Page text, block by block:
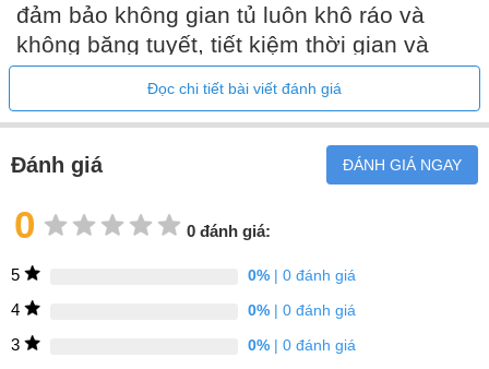
đảm bảo không gian tủ luôn khô ráo và
không băng tuyết, tiết kiệm thời gian và
công sức cho việc vệ sinh. Đây là sự lựa
chọn hoàn hảo cho những gia đình hiện
đại, đòi hỏi sự tiện nghi và đẳng cấp trong
căn bếp của mình.
Đọc chi tiết bài viết đánh giá
Đánh giá ĐÁNH GIÁ NGAY
0 0 đánh giá:
5 0%| 0 đánh giá
4 0%| 0 đánh giá
3 0%| 0 đánh giá